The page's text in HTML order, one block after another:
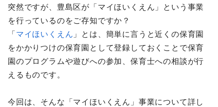
突然ですが、豊島区が「マイほいくえん」という事業
を行っているのをご存知ですか？
「 マイほいくえん 」とは、簡単に言うと近くの保育園
をかかりつけの保育園として登録しておくことで保育
園のプログラムや遊びへの参加、保育士への相談が行
えるものです。
今回は、そんな「マイほいくえん」事業について詳し